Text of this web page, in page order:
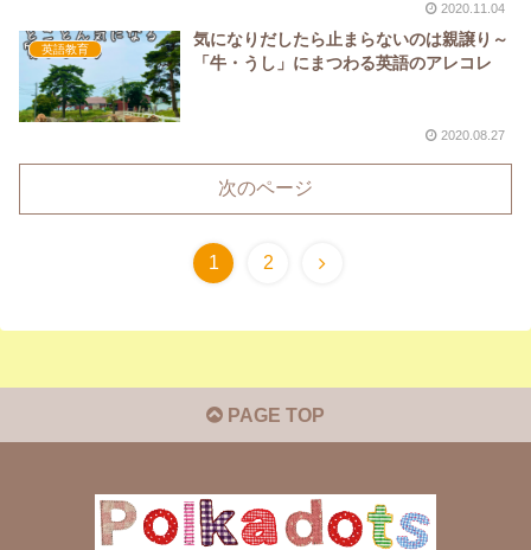
2020.11.04
英語教育
気になりだしたら止まらないのは親譲り～
「牛・うし」にまつわる英語のアレコレ
2020.08.27
次のページ
1 2
PAGE TOP